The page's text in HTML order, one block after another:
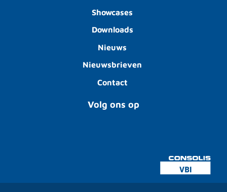
Showcases
Downloads
Nieuws
Nieuwsbrieven
Contact
Volg ons op